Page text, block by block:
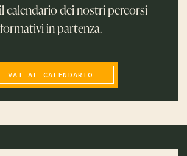
calendario dei nostri percorsi
formativi in partenza.
VAI AL CALENDARIO